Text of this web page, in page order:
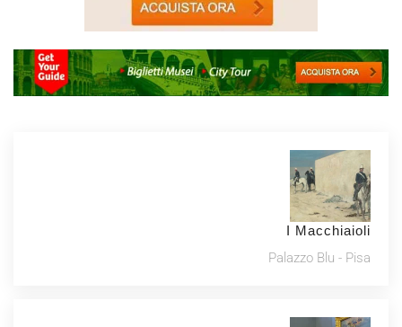
I Macchiaioli
Palazzo Blu - Pisa